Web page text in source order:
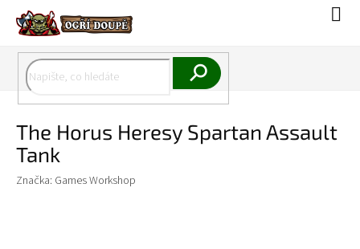
obsah
The Horus Heresy Spartan Assault
Tank
Značka: Games Workshop